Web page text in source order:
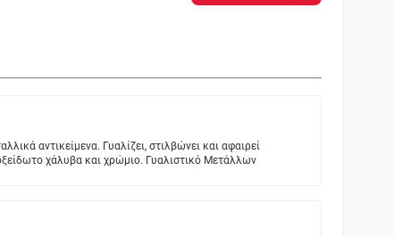
αντικείμενα. Γυαλίζει, στιλβώνει και αφαιρεί
χάλυβα και χρώμιο. Γυαλιστικό Μετάλλων